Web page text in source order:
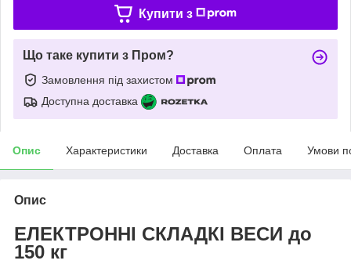
Купити з
Що таке купити з Пром?
Замовлення під захистом
Доступна доставка
Опис Характеристики Доставка Оплата Умови
Опис
ЕЛЕКТРОННІ СКЛАДКІ ВЕСИ до
150 кг